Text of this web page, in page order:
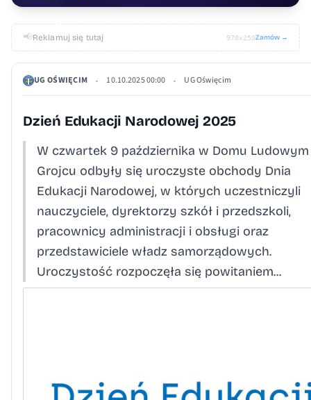
📢Reklamuj się tutaj 970×250Zamów →
UG OŚWIĘCIM • 10.10.2025 00:00 • UG Oświęcim
Dzień Edukacji Narodowej 2025
W czwartek 9 października w Domu
Grojcu odbyły się uroczyste obchody Dnia
Edukacji Narodowej, w których uczestniczyli
nauczyciele, dyrektorzy szkół i przedszkoli,
pracownicy administracji i obsługi oraz
przedstawiciele władz samorządowych.
Uroczystość rozpoczęła się powitaniem...